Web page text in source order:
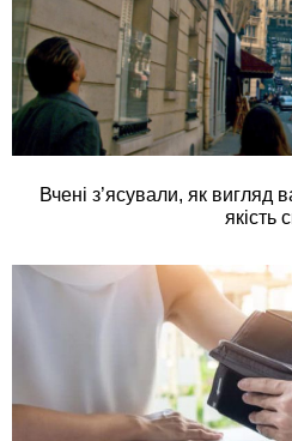
Вчені з’ясували, як вигляд
якість